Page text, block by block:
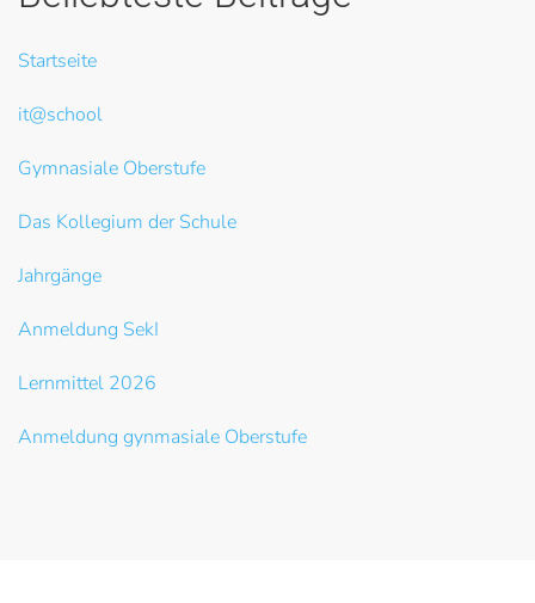
Startseite
it@school
Gymnasiale Oberstufe
Das Kollegium der Schule
Jahrgänge
Anmeldung SekI
Lernmittel 2026
Anmeldung gynmasiale Oberstufe